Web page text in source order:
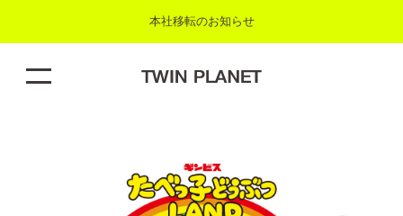
本社移転のお知らせ